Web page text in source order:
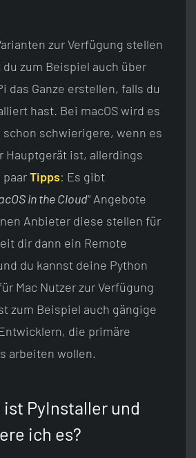
zur Verfügung stellen
zum Beispiel auch über
das Ganze erstellen, falls du
hast. Bei macOS wird es
schwierigere, wenn es
Hauptgerät ist, allerdings
paarTipps: Es gibt
in the Cloud“ Angebote
Anbieter diese stellen für
dir dann ein Remote
du kannst deine Python
Mac Nutzer zur Verfügung
zum Beispiel auch gängige
die primäre
arbeiten wollen.
ist PyInstaller und
ich es?